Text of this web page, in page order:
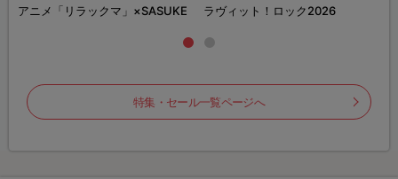
アニメ「リラックマ」×SASUKE ラヴィット！ロック2026
特集・セール一覧ページへ